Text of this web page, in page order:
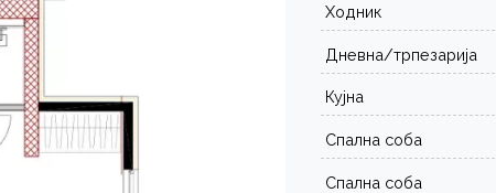
Ходник
Дневна/трпезарија
Кујна
Спална соба
Спална соба